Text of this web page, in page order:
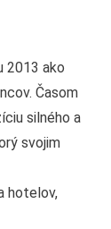
2013 ako
Časom
silného a
svojim
hotelov,